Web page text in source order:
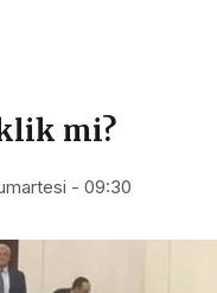
mi?
- 09:30